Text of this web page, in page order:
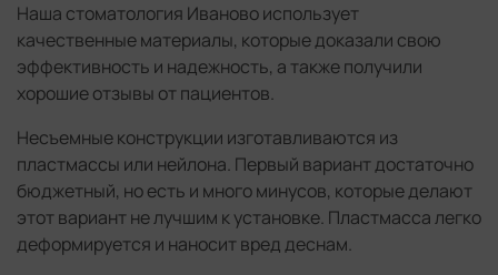
Наша стоматология Иваново использует
качественные материалы, которые доказали свою
эффективность и надежность, а также получили
хорошие отзывы от пациентов.
Несъемные конструкции изготавливаются из
пластмассы или нейлона. Первый вариант достаточно
бюджетный, но есть и много минусов, которые делают
этот вариант не лучшим к установке. Пластмасса легко
деформируется и наносит вред деснам.